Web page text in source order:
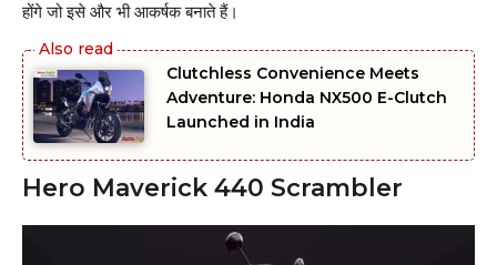
होंगे जो इसे और भी आकर्षक बनाते हैं।
Clutchless Convenience Meets
Adventure: Honda NX500 E-Clutch
Launched in India
Hero Maverick 440 Scrambler